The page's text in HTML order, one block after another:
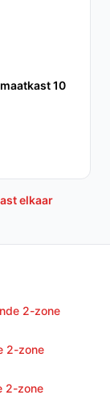
in
en
andere
zijn luxe
om twee
van
en de
op de juiste
keuze
op
perfect past
10
elkaar
2-zone
2-zone
2-zone